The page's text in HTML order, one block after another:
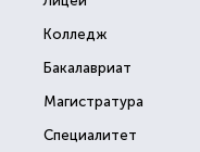
Колледж
Бакалавриат
Магистратура
Специалитет